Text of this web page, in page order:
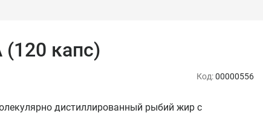
(120 капс)
Код:00000556
дистиллированный рыбий жир с